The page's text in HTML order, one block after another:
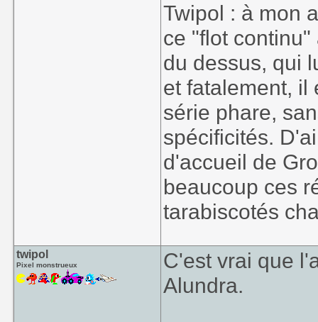
Twipol : à mon
ce "flot
du dessus, qui
et fatalement, il
série phare,
spécificités.
d'accueil de
beaucoup ces
tarabiscotés
twipol
Pixel monstrueux
C'est vrai que
Alundra.